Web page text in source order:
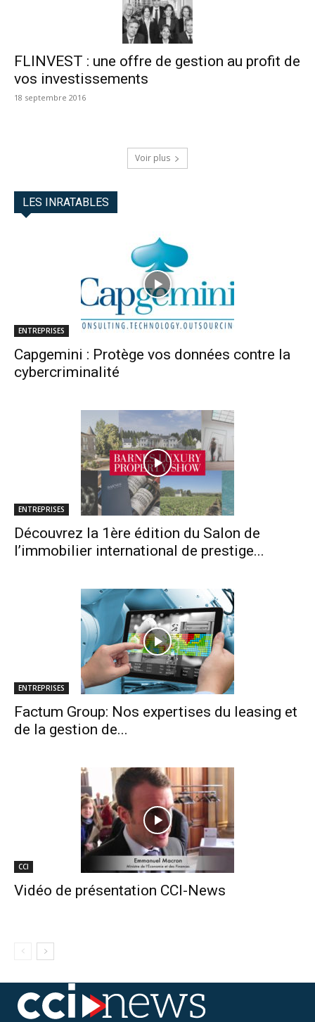
FLINVEST : une offre de gestion au profit de
vos investissements
18 septembre 2016
Voir plus
LES INRATABLES
ENTREPRISES
Capgemini : Protège vos données contre la
cybercriminalité
ENTREPRISES
Découvrez la 1ère édition du Salon de
l’immobilier international de prestige...
ENTREPRISES
Factum Group: Nos expertises du leasing et
de la gestion de...
CCI
Vidéo de présentation CCI-News